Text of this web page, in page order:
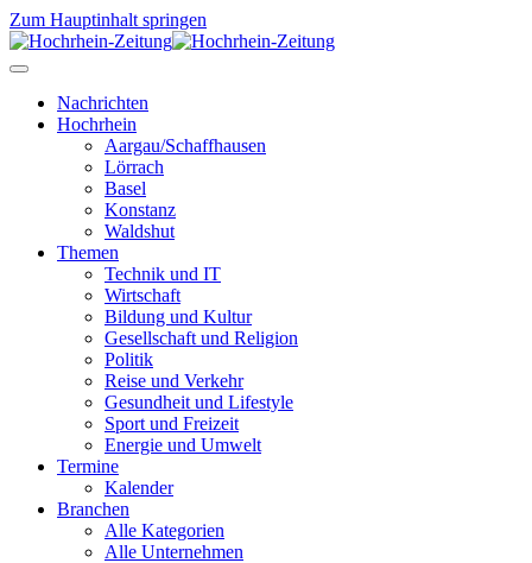
Zum Hauptinhalt springen
Nachrichten
Hochrhein
Aargau/Schaffhausen
Lörrach
Basel
Konstanz
Waldshut
Themen
Technik und IT
Wirtschaft
Bildung und Kultur
Gesellschaft und Religion
Politik
Reise und Verkehr
Gesundheit und Lifestyle
Sport und Freizeit
Energie und Umwelt
Termine
Kalender
Branchen
Alle Kategorien
Alle Unternehmen